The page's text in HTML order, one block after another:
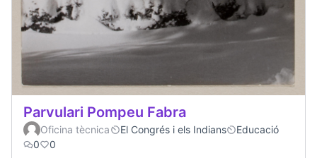
Parvulari Pompeu Fabra
Oficina tècnica El Congrés i els Indians
Educació
0
0